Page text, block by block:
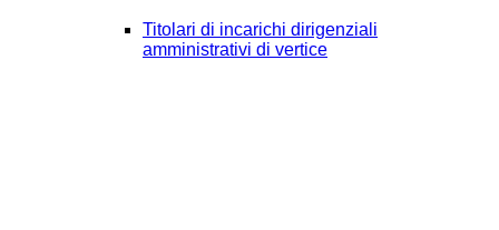
Titolari di incarichi dirigenziali
amministrativi di vertice